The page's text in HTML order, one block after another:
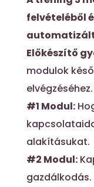
felvételéből
Előkészítő
modulok
elvégzéséhez.
#1 Modul:
alakításukat.
#2 Modul:
gazdálkodás.